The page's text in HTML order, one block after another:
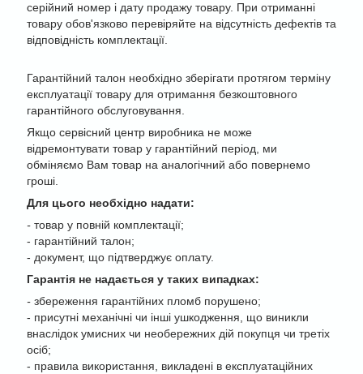
серійний номер і дату продажу товару. При отриманні
товару обов'язково перевіряйте на відсутність дефектів та
відповідність комплектації.
Гарантійний талон необхідно зберігати протягом терміну
експлуатації товару для отримання безкоштовного
гарантійного обслуговування.
Якщо сервісний центр виробника не може
відремонтувати товар у гарантійний період, ми
обміняємо Вам товар на аналогічний або повернемо
гроші.
Для цього необхідно надати:
- товар у повній комплектації;
- гарантійний талон;
- документ, що підтверджує оплату.
Гарантія не надається у таких випадках:
- збереження гарантійних пломб порушено;
- присутні механічні чи інші ушкодження, що виникли
внаслідок умисних чи необережних дій покупця чи третіх
осіб;
- правила використання, викладені в експлуатаційних